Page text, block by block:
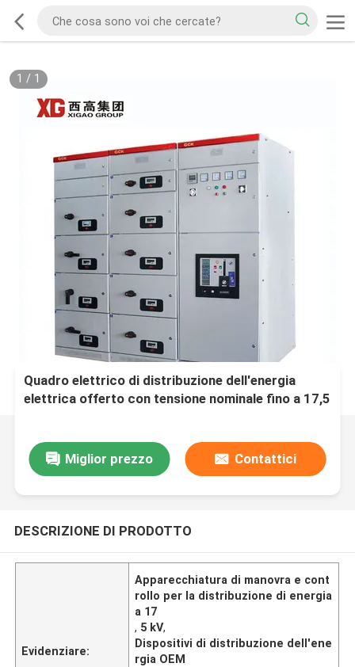
1 / 1
Quadro elettrico di distribuzione dell'energia
elettrica offerto con tensione nominale fino a 17,5
Miglior prezzo Contattici
DESCRIZIONE DI PRODOTTO
Evidenziare:
Apparecchiatura di manovra e cont
rollo per la distribuzione di energia
a 17
, 5 kV,
Dispositivi di distribuzione dell'ene
rgia OEM